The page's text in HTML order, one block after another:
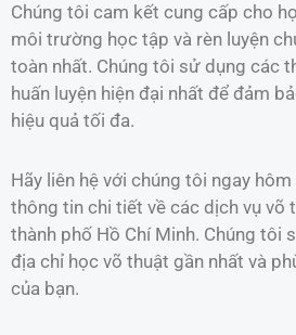
Chúng tôi cam kết cung cấp cho
môi trường học tập và rèn luyện
toàn nhất. Chúng tôi sử dụng các
huấn luyện hiện đại nhất để đảm
hiệu quả tối đa.
Hãy liên hệ với chúng tôi ngay
thông tin chi tiết về các dịch vụ võ
thành phố Hồ Chí Minh. Chúng tôi
địa chỉ học võ thuật gần nhất và
của bạn.